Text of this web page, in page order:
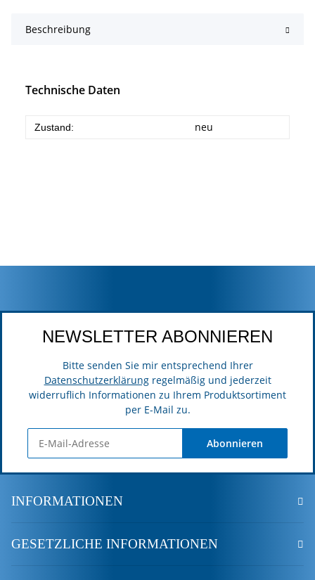
Beschreibung
Technische Daten
Zustand: neu
NEWSLETTER ABONNIEREN
Bitte senden Sie mir entsprechend Ihrer
Datenschutzerklärungregelmäßig und jederzeit
widerruflich Informationen zu Ihrem Produktsortiment
per E-Mail zu.
Abonnieren
INFORMATIONEN
GESETZLICHE INFORMATIONEN